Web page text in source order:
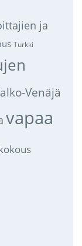
ja
Turkki
Venäjä
vapaa